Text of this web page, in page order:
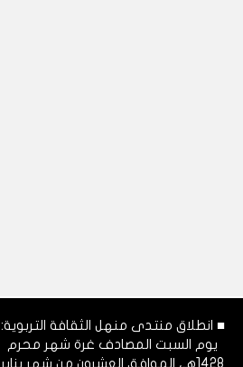
■ انطلاق منتدى منهل الثقافة التربوية:
يوم السبت المصادف غرة شهر محرم
1428هـ، الموافق العشرون من شهر يناير